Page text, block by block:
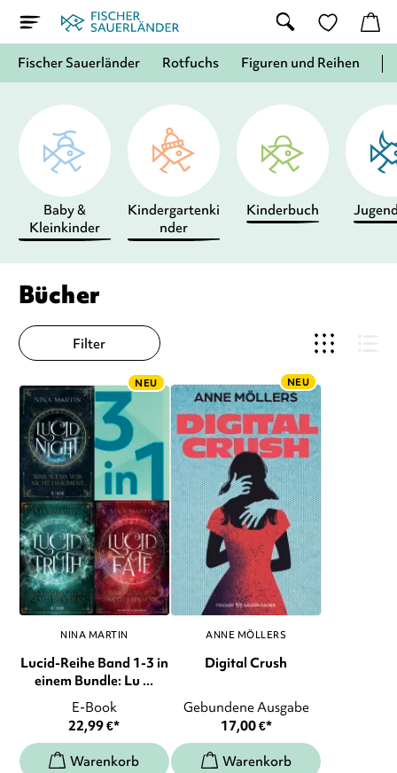
Fischer Sauerländer Rotfuchs Figuren und Reihen
Bücher
Baby &
Kleinkinder
Kindergartenki
nder
Kinderbuch
Filter
NEU
NINA MARTIN
Lucid-Reihe Band 1-3 in
einem Bundle: Lu ...
E-Book
22,99€*
NEU
ANNE MÖLLERS
Digital Crush
Gebundene Ausgabe
17,00€*